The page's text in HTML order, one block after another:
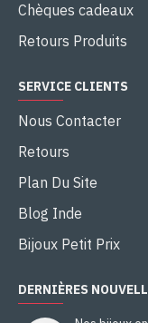
Chèques cadeaux
Retours Produits
SERVICE CLIENTS
Nous Contacter
Retours
Plan Du Site
Blog Inde
Bijoux Petit Prix
DERNIÈRES